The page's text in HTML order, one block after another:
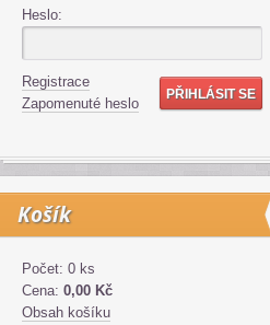
Heslo:
Registrace
Zapomenuté heslo
Košík
Počet: 0 ks
Cena: 0,00 Kč
Obsah košíku